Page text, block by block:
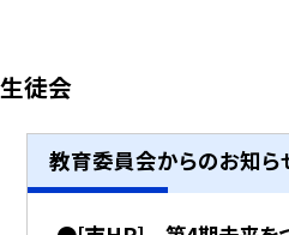
生徒会
教育委員会からのお知ら